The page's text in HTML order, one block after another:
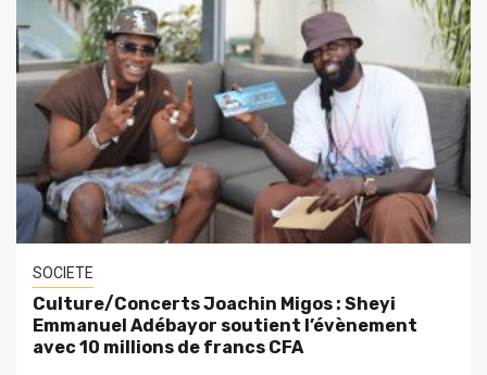
SOCIETE
Culture/Concerts Joachin Migos : Sheyi
Emmanuel Adébayor soutient l’évènement
avec 10 millions de francs CFA